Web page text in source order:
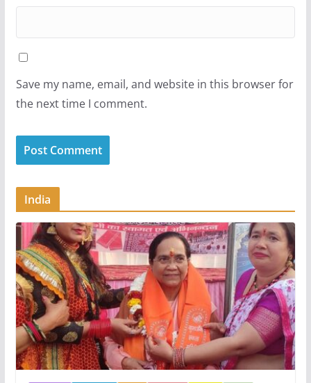
Save my name, email, and website in this browser for
the next time I comment.
India